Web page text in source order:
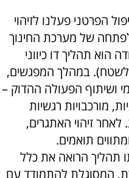
הפרטני פעלנו לזיהוי
של מערכת החינוך
תהליך דו כיווני
במהלך המפגשים,
ושיתוף הפעולה ההדוק –
מורכבויות רגשיות
לאחר זיהוי האתגרים,
תואמים.
תהליך הרואה את כלל
המסוגלת להתמודד עם